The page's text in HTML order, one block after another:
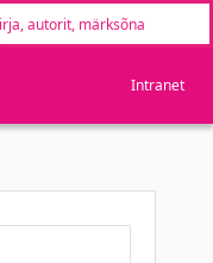
Intranet